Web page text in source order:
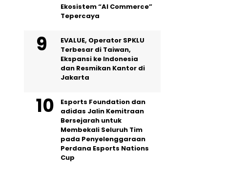
Ekosistem “AI Commerce”
Tepercaya
EVALUE, Operator SPKLU
Terbesar di Taiwan,
Ekspansi ke Indonesia
dan Resmikan Kantor di
Jakarta
Esports Foundation dan
adidas Jalin Kemitraan
Bersejarah untuk
Membekali Seluruh Tim
pada Penyelenggaraan
Perdana Esports Nations
Cup